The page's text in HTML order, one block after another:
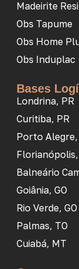
Madeirite
Obs Tapume
Obs Home
Obs Induplac
Bases
Londrina, PR
Curitiba, PR
Porto Alegre,
Florianópolis,
Balneário
Goiânia, GO
Rio Verde, GO
Palmas, TO
Cuiabá, MT